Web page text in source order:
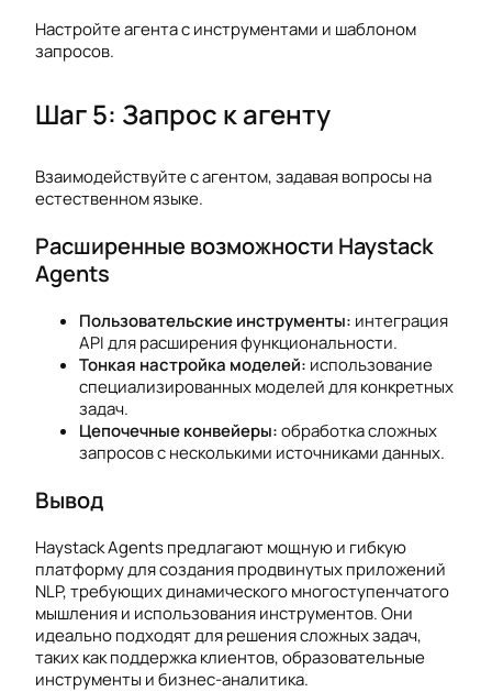
Настройте агента с инструментами и шаблоном
запросов.
Шаг 5: Запрос к агенту
Взаимодействуйте с агентом, задавая вопросы на
естественном языке.
Расширенные возможности Haystack
Agents
Пользовательские инструменты: интеграция
API для расширения функциональности.
Тонкая настройка моделей: использование
специализированных моделей для конкретных
задач.
Цепочечные конвейеры:обработка сложных
запросов с несколькими источниками данных.
Вывод
Haystack Agents предлагают мощную и гибкую
платформу для создания продвинутых приложений
NLP, требующих динамического многоступенчатого
мышления и использования инструментов. Они
идеально подходят для решения сложных задач,
таких как поддержка клиентов, образовательные
инструменты и бизнес-аналитика.